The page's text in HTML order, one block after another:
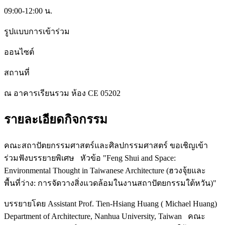
09:00-12:00 น.
รูปแบบการเข้าร่วม
ออนไซต์
สถานที่
ณ อาคารเรียนรวม ห้อง CE 05202
รายละเอียดกิจกรรม
คณะสถาปัตยกรรมศาสตร์และศิลปกรรมศาสตร์ ขอเชิญเข้า
ร่วมฟังบรรยายพิเศษ หัวข้อ "Feng Shui and Space:
Environmental Thought in Taiwanese Architecture (ฮวงจุ้ยและ
พื้นที่ว่าง: การจัดวางสิ่งแวดล้อมในงานสถาปัตยกรรมใต้หวัน)"
บรรยายโดย Assistant Prof. Tien-Hsiang Huang ( Michael Huang)
Department of Architecture, Nanhua University, Taiwan คณะ